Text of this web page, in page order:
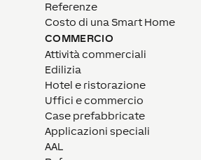
Referenze
Costo di una Smart Home
COMMERCIO
Attività commerciali
Edilizia
Hotel e ristorazione
Uffici e commercio
Case prefabbricate
Applicazioni speciali
AAL